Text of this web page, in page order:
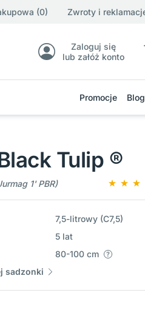
(0) Zwroty i
Zaloguj się
lub załóż konto
Promocje
Tulip ®
1' PBR)
7,5-litrowy (C7,5)
5 lat
80-100 cm
sadzonki